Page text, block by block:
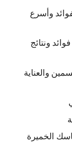
وأسرع
ونتائج
والعناية
الخميرة